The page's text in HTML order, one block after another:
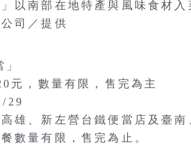
以南部在地特產與風味食材
司／提供
元，數量有限，售完為主
29
雄、新左營台鐵便當店及臺
數量有限，售完為止。